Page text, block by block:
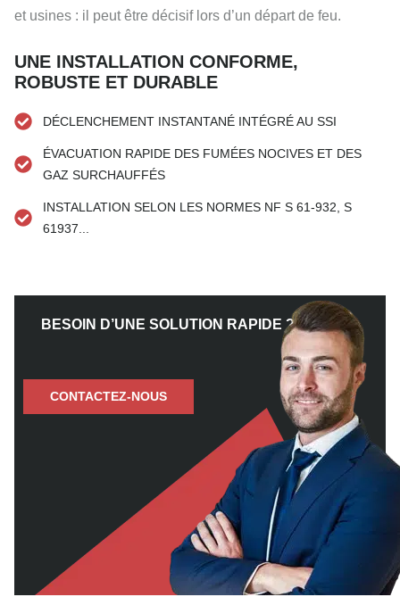
et usines : il peut être décisif lors d’un départ de feu.
UNE INSTALLATION CONFORME,
ROBUSTE ET DURABLE
DÉCLENCHEMENT INSTANTANÉ INTÉGRÉ AU SSI
ÉVACUATION RAPIDE DES FUMÉES NOCIVES ET DES
GAZ SURCHAUFFÉS
INSTALLATION SELON LES NORMES NF S 61-932, S
61937...
BESOIN D’UNE SOLUTION RAPIDE ?
CONTACTEZ-NOUS